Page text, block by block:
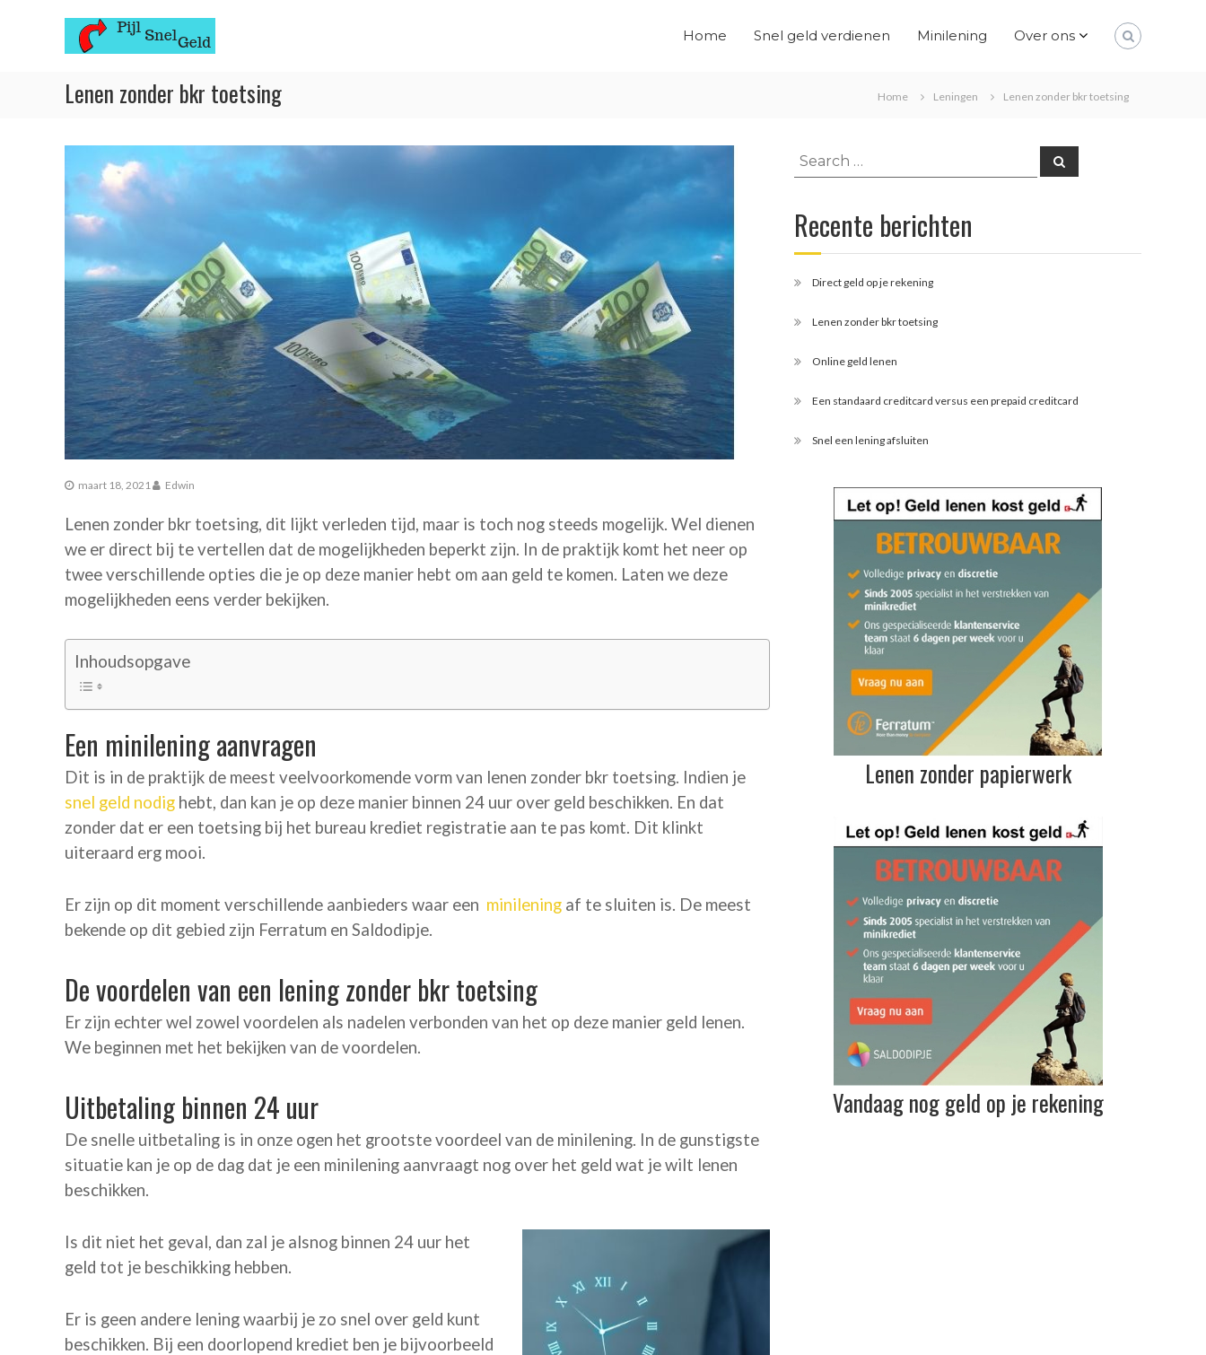
Pijl
Snel
snel
Home Snel geld verdienen Minilening Over ons
Lenen zonder bkr toetsing Home Leningen Lenen zonder bkr toetsing
maart 18, 2021 Edwin
Lenen zonder bkr toetsing, dit lijkt verleden tijd, maar is toch nog steeds mogelijk. Wel dienen
we er direct bij te vertellen dat de mogelijkheden beperkt zijn. In de praktijk komt het neer op
twee verschillende opties die je op deze manier hebt om aan geld te komen. Laten we deze
mogelijkheden eens verder bekijken.
Inhoudsopgave
Een minilening aanvragen
Dit is in de praktijk de meest veelvoorkomende vorm van lenen zonder bkr toetsing. Indien je
snel geld nodig hebt, dan kan je op deze manier binnen 24 uur over geld beschikken. En dat
zonder dat er een toetsing bij het bureau krediet registratie aan te pas komt. Dit klinkt
uiteraard erg mooi.
Er zijn op dit moment verschillende aanbieders waar een minilening af te sluiten is. De meest
bekende op dit gebied zijn Ferratum en Saldodipje.
De voordelen van een lening zonder bkr toetsing
Er zijn echter wel zowel voordelen als nadelen verbonden van het op deze manier geld lenen.
We beginnen met het bekijken van de voordelen.
Uitbetaling binnen 24 uur
De snelle uitbetaling is in onze ogen het grootste voordeel van de minilening. In de gunstigste
situatie kan je op de dag dat je een minilening aanvraagt nog over het geld wat je wilt lenen
beschikken.
Is dit niet het geval, dan zal je alsnog binnen 24 uur het
geld tot je beschikking hebben.
Er is geen andere lening waarbij je zo snel over geld kunt
beschikken. Bij een doorlopend krediet ben je bijvoorbeeld
Search
for:
Search
Recente berichten
Direct geld op je rekening
Lenen zonder bkr toetsing
Online geld lenen
Een standaard creditcard versus een prepaid creditcard
Snel een lening afsluiten
Lenen zonder papierwerk
Vandaag nog geld op je rekening